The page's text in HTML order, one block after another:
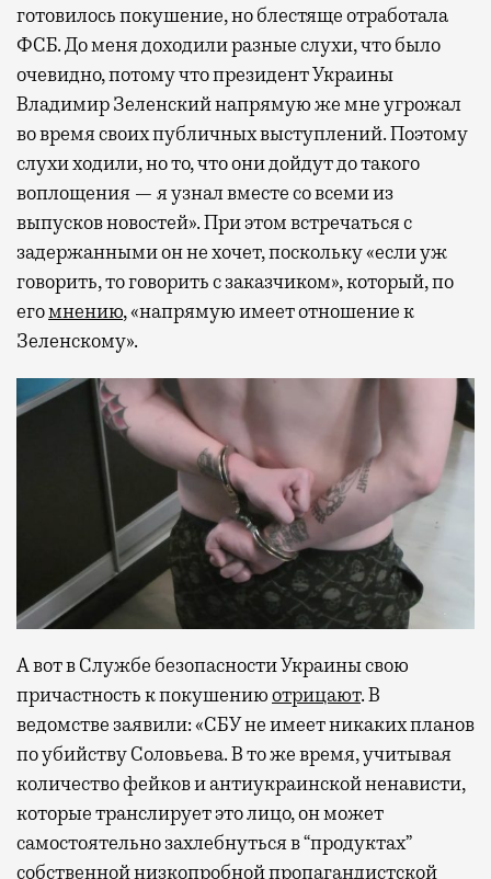
готовилось покушение, но блестяще отработала
ФСБ. До меня доходили разные слухи, что было
очевидно, потому что президент Украины
Владимир Зеленский напрямую же мне угрожал
во время своих публичных выступлений. Поэтому
слухи ходили, но то, что они дойдут до такого
воплощения — я узнал вместе со всеми из
выпусков новостей». При этом встречаться с
задержанными он не хочет, поскольку «если уж
говорить, то говорить с заказчиком», который, по
егомнению, «напрямую имеет отношение к
Зеленскому».
А вот в Службе безопасности Украины свою
причастность к покушениюотрицают. В
ведомстве заявили: «СБУ не имеет никаких планов
по убийству Соловьева. В то же время, учитывая
количество фейков и антиукраинской ненависти,
которые транслирует это лицо, он может
самостоятельно захлебнуться в “продуктах”
собственной низкопробной пропагандистской